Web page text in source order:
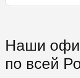
Наши
по всей